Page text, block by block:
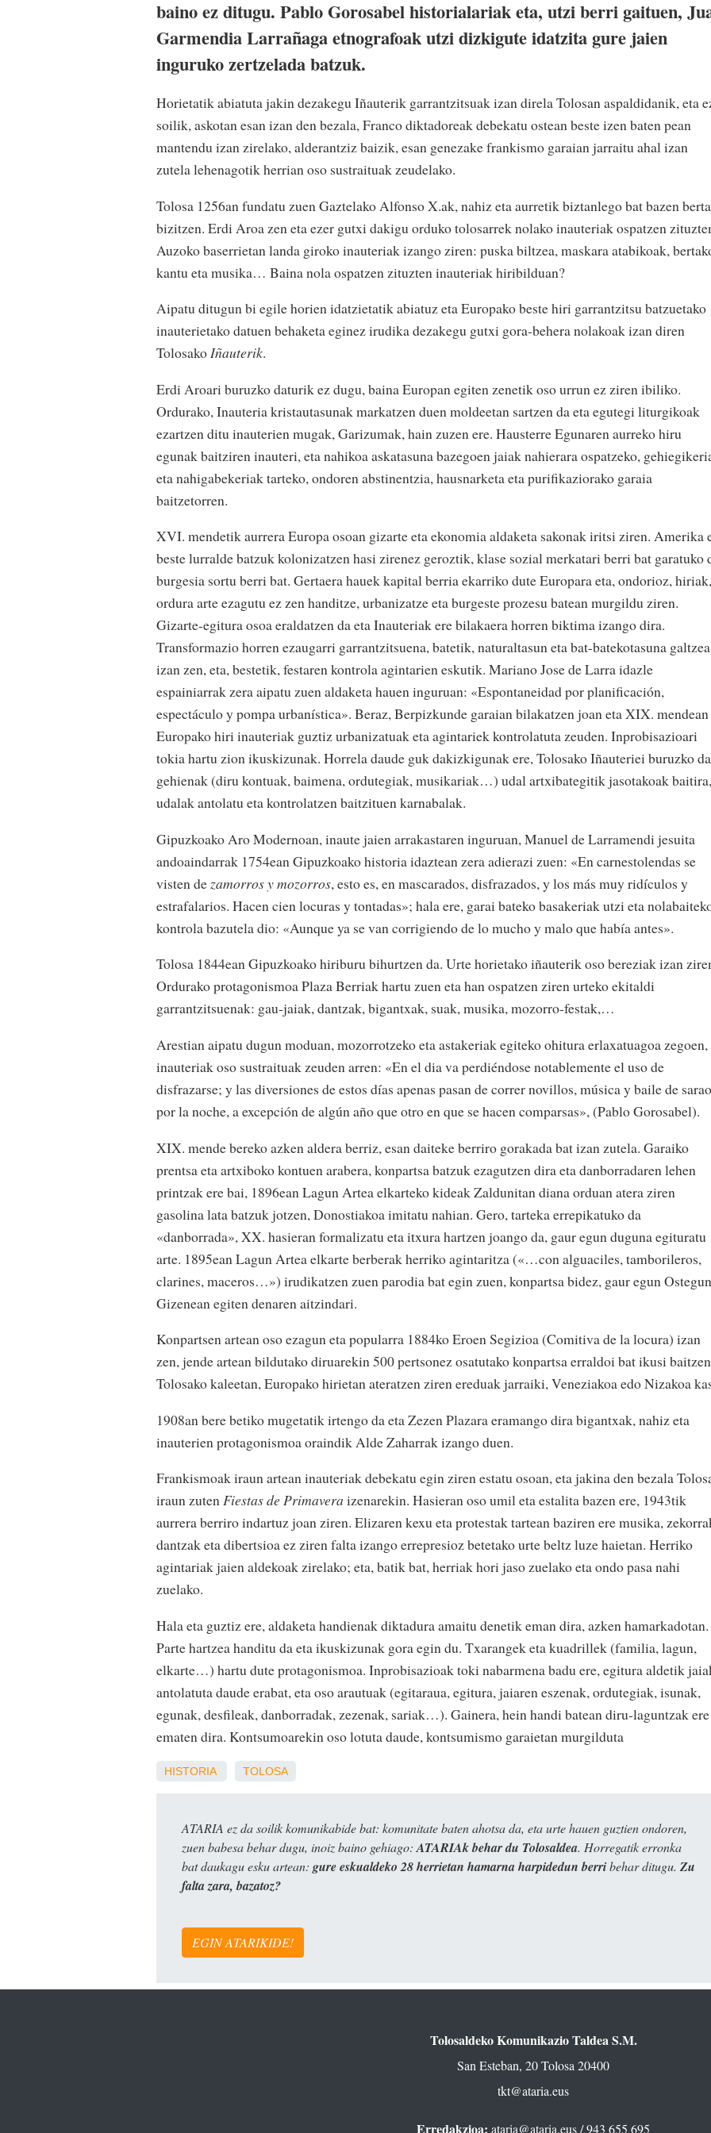
baino ez ditugu. Pablo Gorosabel historialariak eta, utzi berri gaituen,
Garmendia Larrañaga etnografoak utzi dizkigute idatzita gure jaien
inguruko zertzelada batzuk.
Horietatik abiatuta jakin dezakegu Iñauterik garrantzitsuak izan direla Tolosan aspaldidanik, eta
soilik, askotan esan izan den bezala, Franco diktadoreak debekatu ostean beste izen baten pean
mantendu izan zirelako, alderantziz baizik, esan genezake frankismo garaian jarraitu ahal izan
zutela lehenagotik herrian oso sustraituak zeudelako.
Tolosa 1256an fundatu zuen Gaztelako Alfonso X.ak, nahiz eta aurretik biztanlego bat bazen
bizitzen. Erdi Aroa zen eta ezer gutxi dakigu orduko tolosarrek nolako inauteriak ospatzen
Auzoko baserrietan landa giroko inauteriak izango ziren: puska biltzea, maskara atabikoak,
kantu eta musika… Baina nola ospatzen zituzten inauteriak hiribilduan?
Aipatu ditugun bi egile horien idatzietatik abiatuz eta Europako beste hiri garrantzitsu batzuetako
inauterietako datuen behaketa eginez irudika dezakegu gutxi gora-behera nolakoak izan diren
TolosakoIñauterik.
Erdi Aroari buruzko daturik ez dugu, baina Europan egiten zenetik oso urrun ez ziren ibiliko.
Ordurako, Inauteria kristautasunak markatzen duen moldeetan sartzen da eta egutegi liturgikoak
ezartzen ditu inauterien mugak, Garizumak, hain zuzen ere. Hausterre Egunaren aurreko hiru
egunak baitziren inauteri, eta nahikoa askatasuna bazegoen jaiak nahierara ospatzeko,
eta nahigabekeriak tarteko, ondoren abstinentzia, hausnarketa eta purifikaziorako garaia
baitzetorren.
XVI. mendetik aurrera Europa osoan gizarte eta ekonomia aldaketa sakonak iritsi ziren. Amerika
beste lurralde batzuk kolonizatzen hasi zirenez geroztik, klase sozial merkatari berri bat garatuko
burgesia sortu berri bat. Gertaera hauek kapital berria ekarriko dute Europara eta, ondorioz, hiriak,
ordura arte ezagutu ez zen handitze, urbanizatze eta burgeste prozesu batean murgildu ziren.
Gizarte-egitura osoa eraldatzen da eta Inauteriak ere bilakaera horren biktima izango dira.
Transformazio horren ezaugarri garrantzitsuena, batetik, naturaltasun eta bat-batekotasuna galtzea
izan zen, eta, bestetik, festaren kontrola agintarien eskutik. Mariano Jose de Larra idazle
espainiarrak zera aipatu zuen aldaketa hauen inguruan: «Espontaneidad por planificación,
espectáculo y pompa urbanística». Beraz, Berpizkunde garaian bilakatzen joan eta XIX. mendean
Europako hiri inauteriak guztiz urbanizatuak eta agintariek kontrolatuta zeuden. Inprobisazioari
tokia hartu zion ikuskizunak. Horrela daude guk dakizkigunak ere, Tolosako Iñauteriei buruzko
gehienak (diru kontuak, baimena, ordutegiak, musikariak…) udal artxibategitik jasotakoak baitira,
udalak antolatu eta kontrolatzen baitzituen karnabalak.
Gipuzkoako Aro Modernoan, inaute jaien arrakastaren inguruan, Manuel de Larramendi jesuita
andoaindarrak 1754ean Gipuzkoako historia idaztean zera adierazi zuen: «En carnestolendas se
visten dezamorros y mozorros, esto es, en mascarados, disfrazados, y los más muy ridículos y
estrafalarios. Hacen cien locuras y tontadas»; hala ere, garai bateko basakeriak utzi eta
kontrola bazutela dio: «Aunque ya se van corrigiendo de lo mucho y malo que había antes».
Tolosa 1844ean Gipuzkoako hiriburu bihurtzen da. Urte horietako iñauterik oso bereziak izan
Ordurako protagonismoa Plaza Berriak hartu zuen eta han ospatzen ziren urteko ekitaldi
garrantzitsuenak: gau-jaiak, dantzak, bigantxak, suak, musika, mozorro-festak,…
Arestian aipatu dugun moduan, mozorrotzeko eta astakeriak egiteko ohitura erlaxatuagoa zegoen,
inauteriak oso sustraituak zeuden arren: «En el dia va perdiéndose notablemente el uso de
disfrazarse; y las diversiones de estos días apenas pasan de correr novillos, música y baile de sarao
por la noche, a excepción de algún año que otro en que se hacen comparsas», (Pablo Gorosabel).
XIX. mende bereko azken aldera berriz, esan daiteke berriro gorakada bat izan zutela. Garaiko
prentsa eta artxiboko kontuen arabera, konpartsa batzuk ezagutzen dira eta danborradaren lehen
printzak ere bai, 1896ean Lagun Artea elkarteko kideak Zaldunitan diana orduan atera ziren
gasolina lata batzuk jotzen, Donostiakoa imitatu nahian. Gero, tarteka errepikatuko da
«danborrada», XX. hasieran formalizatu eta itxura hartzen joango da, gaur egun duguna egituratu
arte. 1895ean Lagun Artea elkarte berberak herriko agintaritza («…con alguaciles, tamborileros,
clarines, maceros…») irudikatzen zuen parodia bat egin zuen, konpartsa bidez, gaur egun Ostegun
Gizenean egiten denaren aitzindari.
Konpartsen artean oso ezagun eta popularra 1884ko Eroen Segizioa (Comitiva de la locura) izan
zen, jende artean bildutako diruarekin 500 pertsonez osatutako konpartsa erraldoi bat ikusi baitzen
Tolosako kaleetan, Europako hirietan ateratzen ziren ereduak jarraiki, Veneziakoa edo Nizakoa
1908an bere betiko mugetatik irtengo da eta Zezen Plazara eramango dira bigantxak, nahiz eta
inauterien protagonismoa oraindik Alde Zaharrak izango duen.
Frankismoak iraun artean inauteriak debekatu egin ziren estatu osoan, eta jakina den bezala
iraun zutenFiestas de Primavera izenarekin. Hasieran oso umil eta estalita bazen ere, 1943tik
aurrera berriro indartuz joan ziren. Elizaren kexu eta protestak tartean baziren ere musika,
dantzak eta dibertsioa ez ziren falta izango errepresioz betetako urte beltz luze haietan. Herriko
agintariak jaien aldekoak zirelako; eta, batik bat, herriak hori jaso zuelako eta ondo pasa nahi
zuelako.
Hala eta guztiz ere, aldaketa handienak diktadura amaitu denetik eman dira, azken hamarkadotan.
Parte hartzea handitu da eta ikuskizunak gora egin du. Txarangek eta kuadrillek (familia, lagun,
elkarte…) hartu dute protagonismoa. Inprobisazioak toki nabarmena badu ere, egitura aldetik
antolatuta daude erabat, eta oso arautuak (egitaraua, egitura, jaiaren eszenak, ordutegiak, isunak,
egunak, desfileak, danborradak, zezenak, sariak…). Gainera, hein handi batean diru-laguntzak ere
ematen dira. Kontsumoarekin oso lotuta daude, kontsumismo garaietan murgilduta
HISTORIA TOLOSA
ATARIA ez da soilik komunikabide bat: komunitate baten ahotsa da, eta urte hauen guztien ondoren,
zuen babesa behar dugu, inoiz baino gehiago: ATARIAk behar du Tolosaldea. Horregatik erronka
bat daukagu esku artean: gure eskualdeko 28 herrietan hamarna harpidedun berribehar ditugu. Zu
falta zara, bazatoz?
EGIN ATARIKIDE!
Tolosaldeko Komunikazio Taldea S.M.
San Esteban, 20 Tolosa 20400
tkt@ataria.eus
Erredakzioa: ataria@ataria.eus/ 943 655 695